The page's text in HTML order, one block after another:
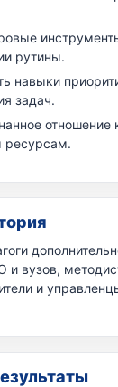
рутины.
навыки
задач.
ресурсам.
и вузов,
и